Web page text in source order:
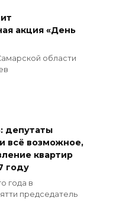
акция «День
области
депутаты
всё возможное,
квартир
году
года в
председатель